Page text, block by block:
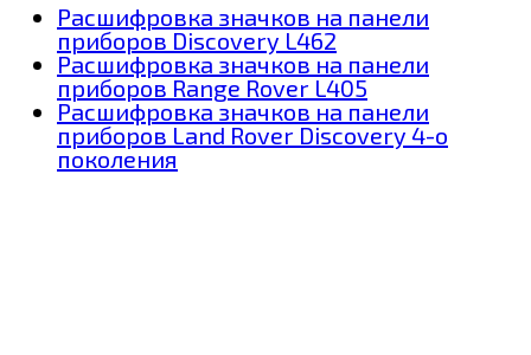
Расшифровка значков на панели
приборов Discovery L462
Расшифровка значков на панели
приборов Range Rover L405
Расшифровка значков на панели
приборов Land Rover Discovery 4-о
поколения